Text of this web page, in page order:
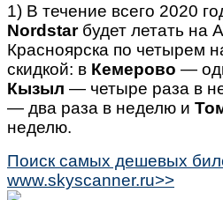
1) В течение всего 2020
Nordstarбудет летать на
Красноярска по четырем
скидкой: в Кемерово —
Кызыл — четыре раза в
— два раза в неделю и
неделю.
Поиск самых дешевых
www.skyscanner.ru>>